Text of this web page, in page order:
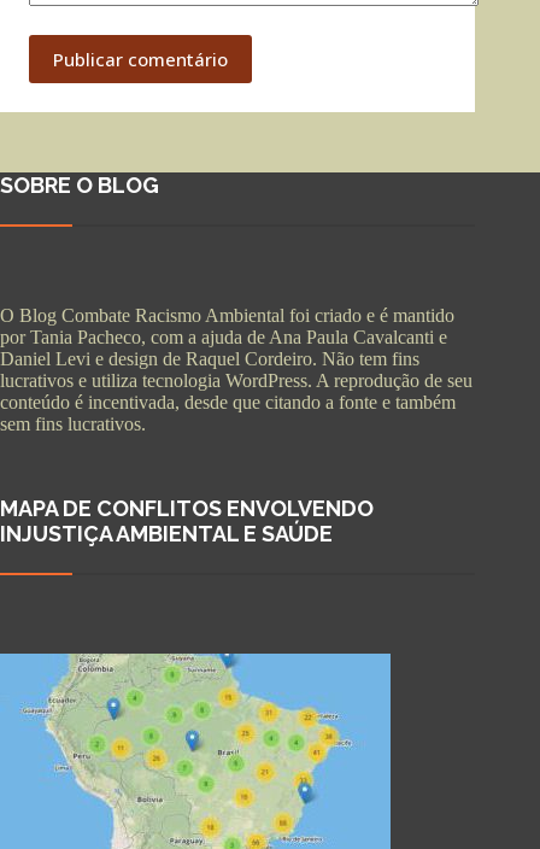
Publicar comentário
SOBRE O BLOG
O Blog Combate Racismo Ambiental foi criado e é mantido
por Tania Pacheco, com a ajuda de Ana Paula Cavalcanti e
Daniel Levi e design de Raquel Cordeiro. Não tem fins
lucrativos e utiliza tecnologia WordPress. A reprodução de seu
conteúdo é incentivada, desde que citando a fonte e também
sem fins lucrativos.
MAPA DE CONFLITOS ENVOLVENDO
INJUSTIÇA AMBIENTAL E SAÚDE